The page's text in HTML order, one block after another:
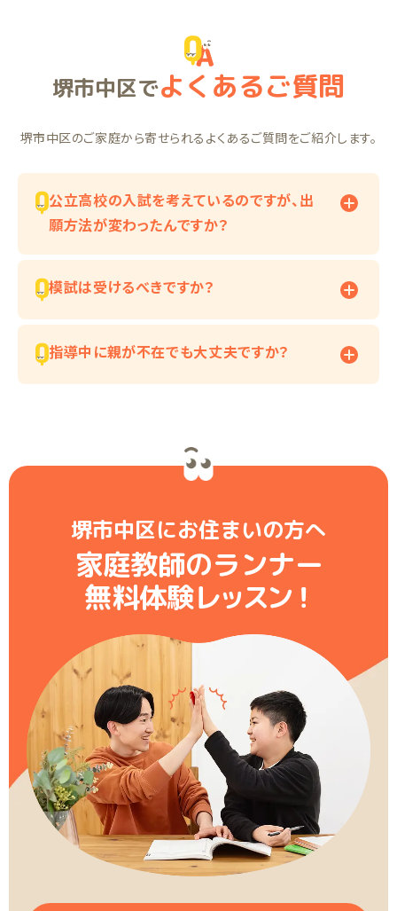
堺市中区でよくあるご質問
堺市中区のご家庭から寄せられるよくあるご質問をご紹介します。
公立高校の入試を考えているのですが、出
願方法が変わったんですか？
模試は受けるべきですか？
指導中に親が不在でも大丈夫ですか？
堺市中区にお住まいの方へ
家庭教師のランナー
無料体験レッスン！